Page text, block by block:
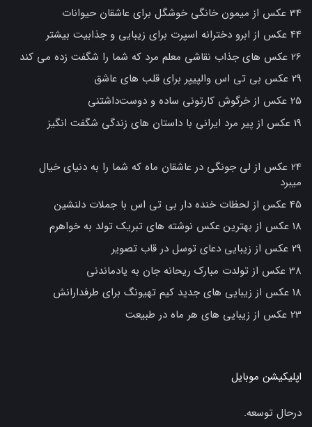
34 عکس از میمون خانگی خوشگل برای عاشقان حیوانات
44 عکس از ابرو دخترانه اسپرت برای زیبایی و جذابیت بیشتر
26 عکس های جذاب نقاشی معلم مرد که شما را شگفت زده می کند
29 عکس بی تی اس والپیپر برای قلب های عاشق
25 عکس از خرگوش کارتونی ساده و دوست‌داشتنی
19 عکس از پیر مرد ایرانی با داستان های زندگی شگفت انگیز
24 عکس از لی جونگی در عاشقان ماه که شما را به دنیای خیال
میبرد
45 عکس از لحظات خنده دار بی تی اس با جملات دلنشین
18 عکس از بهترین عکس نوشته های تبریک تولد به خواهرم
29 عکس از زیبایی دعای توسل در قاب تصویر
38 عکس از تولدت مبارک ریحانه جان به یادماندنی
18 عکس از زیبایی های جدید کیم تهیونگ برای طرفدارانش
23 عکس از زیبایی های هر ماه در طبیعت
اپلیکیشن موبایل
درحال توسعه.